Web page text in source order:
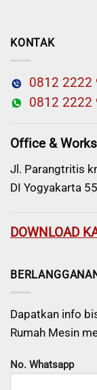
KONTAK
0812 2222
0812 2222
Office &
Jl. Parangtritis
DI Yogyakarta
DOWNLOAD
Dapatkan info
Rumah Mesin
No. Whatsapp